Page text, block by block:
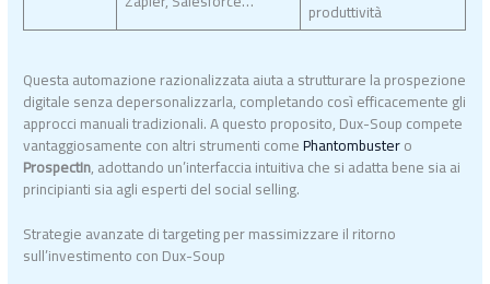
produttività
Questa automazione razionalizzata aiuta a strutturare la prospezione
digitale senza depersonalizzarla, completando così efficacemente gli
approcci manuali tradizionali. A questo proposito, Dux-Soup compete
vantaggiosamente con altri strumenti comePhantombustero
ProspectIn, adottando un’interfaccia intuitiva che si adatta bene sia ai
principianti sia agli esperti del social selling.
Strategie avanzate di targeting per massimizzare il ritorno
sull’investimento con Dux-Soup